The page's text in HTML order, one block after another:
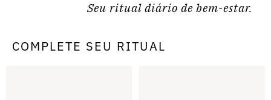
Seu ritual diário de bem-estar.
COMPLETE SEU RITUAL